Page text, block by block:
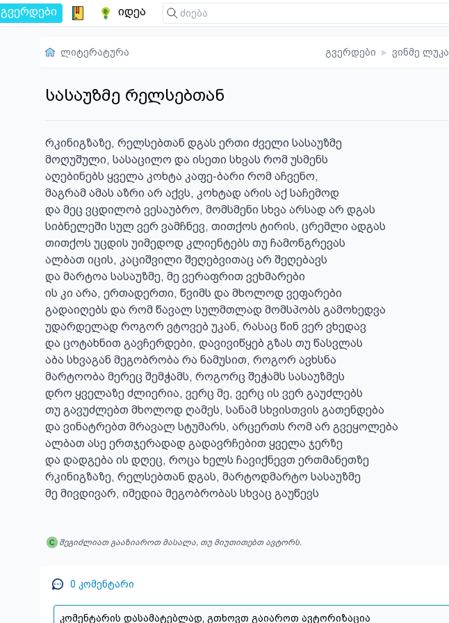
გვერდები იდეა
ლიტერატურა გვერდები ▸ ვინმე ლუკა
სასაუზმე რელსებთან
რკინიგზაზე, რელსებთან დგას ერთი ძველი სასაუზმე
მოღუშული, სასაცილო და ისეთი სხვას რომ უსმენს
აღებინებს ყველა კოხტა კაფე-ბარი რომ აჩვენო,
მაგრამ ამას აზრი არ აქვს, კოხტად არის აქ საჩემოდ
და მეც ვცდილობ ვესაუბრო, მომსმენი სხვა არსად არ დგას
სიბნელეში სულ ვერ ვამჩნევ, თითქოს ტირის, ცრემლი ადგას
თითქოს უცდის უიმედოდ კლიენტებს თუ ჩამონგრევას
ალბათ იცის, კაციშვილი შეღებვითაც არ შეღებავს
და მარტოა სასაუზმე, მე ვერაფრით ვეხმარები
ის კი არა, ერთადერთი, წვიმს და მხოლოდ ვეფარები
გადაიღებს და რომ წავალ სულმთლად მომსპობს გამოხედვა
უდარდელად როგორ ვტოვებ უკან, რასაც წინ ვერ ვხედავ
და ცოტახნით გავჩერდები, დავივიწყებ გზას თუ წასვლას
აბა სხვაგან მეგობრობა რა ნამუსით, როგორ ავხსნა
მარტოობა მერეც შემჭამს, როგორც შეჭამს სასაუზმეს
დრო ყველაზე ძლიერია, ვერც მე, ვერც ის ვერ გაუძლებს
თუ გავუძლებთ მხოლოდ ღამეს, სანამ სხვისთვის გათენდება
და ვინატრებთ მრავალ სტუმარს, არცერთს რომ არ გვეყოლება
ალბათ ასე ერთჯერადად გადავრჩებით ყველა ჯერზე
და დადგება ის დღეც, როცა ხელს ჩავიქნევთ ერთმანეთზე
რკინიგზაზე, რელსებთან დგას, მარტოდმარტო სასაუზმე
მე მივდივარ, იმედია მეგობრობას სხვაც გაუწევს
შეგიძლიათ გააზიაროთ მასალა, თუ მიუთითებთ ავტორს.
0 კომენტარი